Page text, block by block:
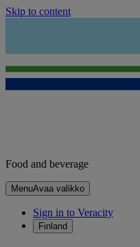
Skip to content
Food and beverage
MenuAvaa valikko
Sign in to Veracity
Finland